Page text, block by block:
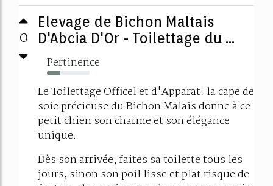
0
Elevage de Bichon Maltais
D'Abcia D'Or - Toilettage du ...
Pertinence
32%
Le Toilettage Officel et d'Apparat: la cape de
soie précieuse du Bichon Malais donne à ce
petit chien son charme et son élégance
unique.
Dès son arrivée, faites sa toilette tous les
jours, sinon son poil lisse et plat risque de